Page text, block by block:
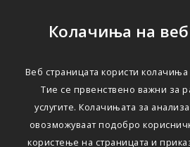
Колачиња на веб
Веб страницата користи
Тие се првенствено важни за
услугите. Колачињата за
овозможуваат подобро
користење на страницата и